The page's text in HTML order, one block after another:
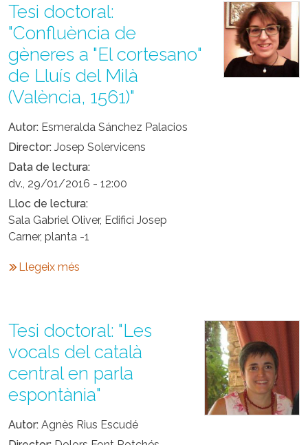
Tesi doctoral:
"Confluència de
gèneres a "El cortesano"
de Lluís del Milà
(València, 1561)"
Autor Esmeralda Sánchez Palacios
Director Josep Solervicens
Data de lectura
dv., 29/01/2016 - 12:00
Lloc de lectura
Sala Gabriel Oliver, Edifici Josep
Carner, planta -1
Llegeix més
Tesi doctoral: "Les
vocals del català
central en parla
espontània"
Autor Agnès Rius Escudé